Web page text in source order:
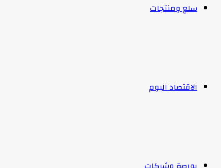
سلع ومنتجات
الاقتصاد اليوم